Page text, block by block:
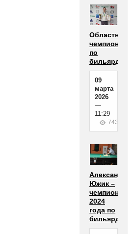
Областной
чемпионат
по
бильярду
09
марта
2026
—
11:29
743
Александр
Южик –
чемпион
2024
года по
бильярду